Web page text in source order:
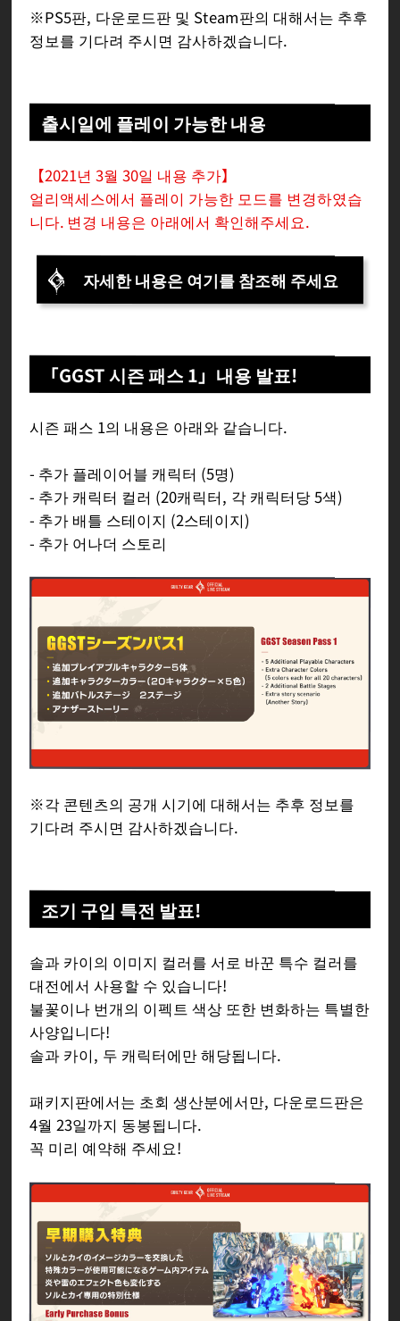
※PS5판, 다운로드판 및 Steam판의 대해서는 추후
정보를 기다려 주시면 감사하겠습니다.
출시일에 플레이 가능한 내용
【2021년 3월 30일 내용 추가】
얼리액세스에서 플레이 가능한 모드를 변경하였습
니다. 변경 내용은 아래에서 확인해주세요.
자세한 내용은 여기를 참조해 주세요
「GGST 시즌 패스 1」내용 발표!
시즌 패스 1의 내용은 아래와 같습니다.
- 추가 플레이어블 캐릭터 (5명)
- 추가 캐릭터 컬러 (20캐릭터, 각 캐릭터당 5색)
- 추가 배틀 스테이지 (2스테이지)
- 추가 어나더 스토리
※각 콘텐츠의 공개 시기에 대해서는 추후 정보를
기다려 주시면 감사하겠습니다.
조기 구입 특전 발표!
솔과 카이의 이미지 컬러를 서로 바꾼 특수 컬러를
대전에서 사용할 수 있습니다!
불꽃이나 번개의 이펙트 색상 또한 변화하는 특별한
사양입니다!
솔과 카이, 두 캐릭터에만 해당됩니다.
패키지판에서는 초회 생산분에서만, 다운로드판은
4월 23일까지 동봉됩니다.
꼭 미리 예약해 주세요!